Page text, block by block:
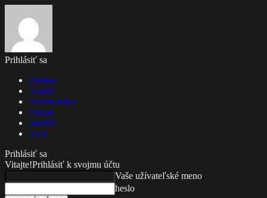
Prihlásiť sa
Domov
Aktuál
Architektúra
Dizajn
Interiér
Tech
Prihlásiť sa
Vitajte!Prihlásiť k svojmu účtu
Vaše užívateľské meno
heslo